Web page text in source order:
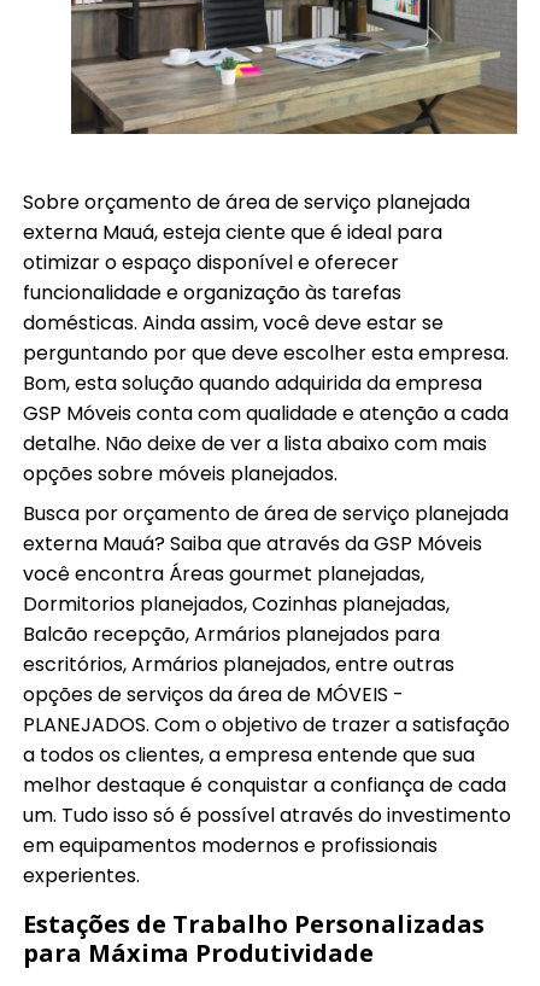
Sobre orçamento de área de serviço planejada
externa Mauá, esteja ciente que é ideal para
otimizar o espaço disponível e oferecer
funcionalidade e organização às tarefas
domésticas. Ainda assim, você deve estar se
perguntando por que deve escolher esta empresa.
Bom, esta solução quando adquirida da empresa
GSP Móveis conta com qualidade e atenção a cada
detalhe. Não deixe de ver a lista abaixo com mais
opções sobre móveis planejados.
Busca por orçamento de área de serviço planejada
externa Mauá? Saiba que através da GSP Móveis
você encontra Áreas gourmet planejadas,
Dormitorios planejados, Cozinhas planejadas,
Balcão recepção, Armários planejados para
escritórios, Armários planejados, entre outras
opções de serviços da área de MÓVEIS -
PLANEJADOS. Com o objetivo de trazer a satisfação
a todos os clientes, a empresa entende que sua
melhor destaque é conquistar a confiança de cada
um. Tudo isso só é possível através do investimento
em equipamentos modernos e profissionais
experientes.
Estações de Trabalho Personalizadas
para Máxima Produtividade